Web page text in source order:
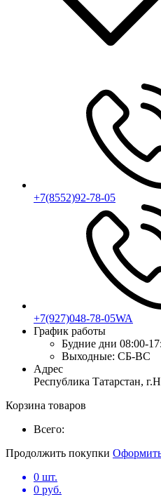
+7(8552)92-78-05
+7(927)048-78-05WA
График работы
Будние дни 08:00-
Выходные: СБ-ВС
Адрес
Республика Татарстан,
Корзина товаров
Всего:
Продолжить покупки
0 шт.
0 руб.